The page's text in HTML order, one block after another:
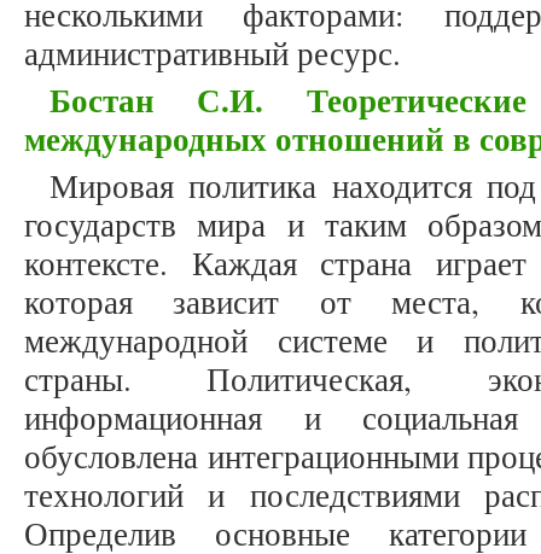
несколькими факторами:
административный ресурс.
Бостан С.И.
международных отношений в
Мировая политика находится
государств мира и таким
контексте. Каждая страна
которая зависит от места,
международной системе и
страны. Политическая,
информационная и социальная
обусловлена интеграционными
технологий и последствиями
Определив основные